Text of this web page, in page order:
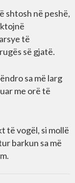
shtosh në peshë,
të
së gjatë.
sa më larg
me orë të
të vogël, si mollë
barkun sa më